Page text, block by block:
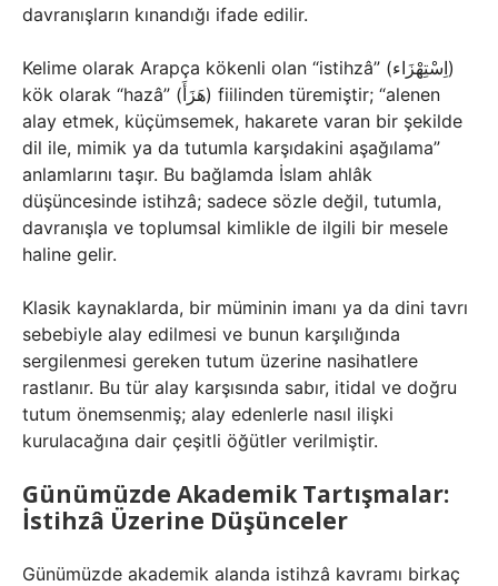
davranışların kınandığı ifade edilir.
Kelime olarak Arapça kökenli olan “istihzâ” (اِسْتِهْزَاء)
kök olarak “hazâ” (هَزَأَ) fiilinden türemiştir; “alenen
alay etmek, küçümsemek, hakarete varan bir şekilde
dil ile, mimik ya da tutumla karşıdakini aşağılama”
anlamlarını taşır. Bu bağlamda İslam ahlâk
düşüncesinde istihzâ; sadece sözle değil, tutumla,
davranışla ve toplumsal kimlikle de ilgili bir mesele
haline gelir.
Klasik kaynaklarda, bir müminin imanı ya da dini tavrı
sebebiyle alay edilmesi ve bunun karşılığında
sergilenmesi gereken tutum üzerine nasihatlere
rastlanır. Bu tür alay karşısında sabır, itidal ve doğru
tutum önemsenmiş; alay edenlerle nasıl ilişki
kurulacağına dair çeşitli öğütler verilmiştir.
Günümüzde Akademik Tartışmalar:
İstihzâ Üzerine Düşünceler
Günümüzde akademik alanda istihzâ kavramı birkaç